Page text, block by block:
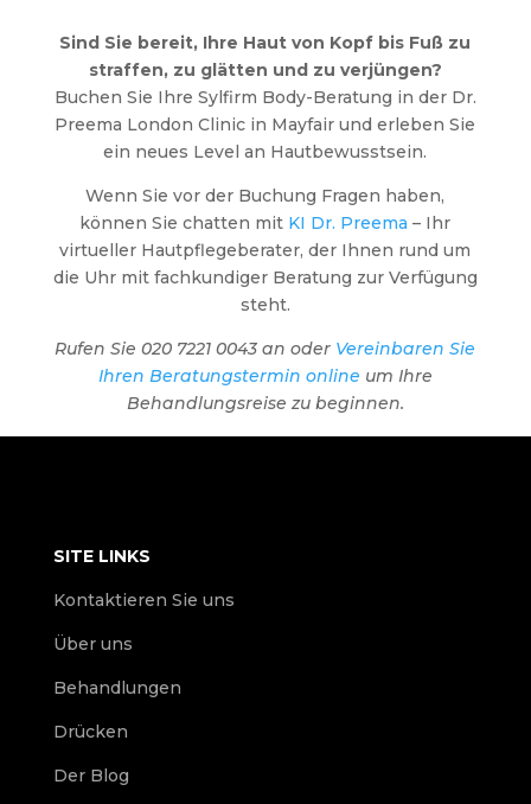
Sind Sie bereit, Ihre Haut von Kopf bis Fuß zu
straffen, zu glätten und zu verjüngen?
Buchen Sie Ihre Sylfirm Body-Beratung in der Dr.
Preema London Clinic in Mayfair und erleben Sie
ein neues Level an Hautbewusstsein.
Wenn Sie vor der Buchung Fragen haben,
können Sie chatten mit KI Dr. Preema– Ihr
virtueller Hautpflegeberater, der Ihnen rund um
die Uhr mit fachkundiger Beratung zur Verfügung
steht.
Rufen Sie 020 7221 0043 an oder Vereinbaren Sie
Ihren Beratungstermin online um Ihre
Behandlungsreise zu beginnen.
SITE LINKS
Kontaktieren Sie uns
Über uns
Behandlungen
Drücken
Der Blog